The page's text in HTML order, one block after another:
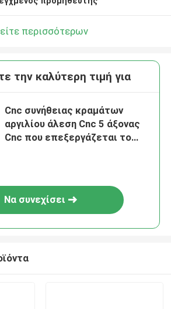
περισσότερων
την καλύτερη τιμή για
Cnc συνήθειας κραμάτων
αργιλίου άλεση Cnc 5 άξονας
Cnc που επεξεργάζεται το
Να συνεχίσει